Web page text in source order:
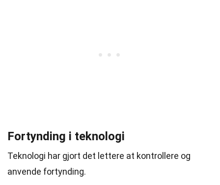
Fortynding i teknologi
Teknologi har gjort det lettere at kontrollere og
anvende fortynding.